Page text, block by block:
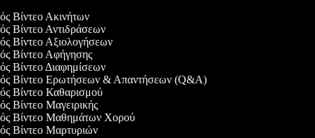
Βίντεο Ακινήτων
Βίντεο Αντιδράσεων
Βίντεο Αξιολογήσεων
Βίντεο Αφήγησης
Βίντεο Διαφημίσεων
Βίντεο Ερωτήσεων & Απαντήσεων (Q&A)
Βίντεο Καθαρισμού
Βίντεο Μαγειρικής
Βίντεο Μαθημάτων Χορού
Βίντεο Μαρτυριών